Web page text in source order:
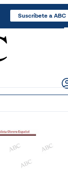
Suscríbete a ABC